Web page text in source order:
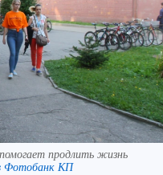
продлить жизнь
Фотобанк КП